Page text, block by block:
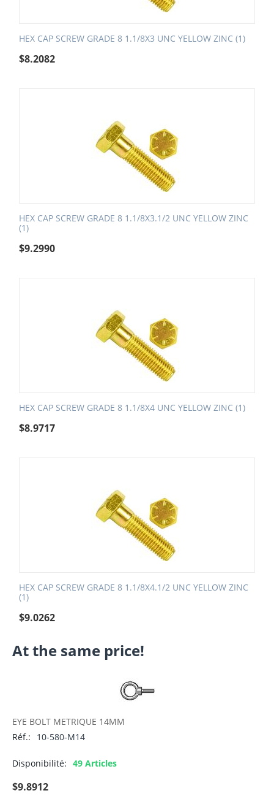
HEX CAP SCREW GRADE 8 1.1/8X3 UNC YELLOW ZINC (1)
$8.2082
HEX CAP SCREW GRADE 8 1.1/8X3.1/2 UNC YELLOW ZINC
(1)
$9.2990
HEX CAP SCREW GRADE 8 1.1/8X4 UNC YELLOW ZINC (1)
$8.9717
HEX CAP SCREW GRADE 8 1.1/8X4.1/2 UNC YELLOW ZINC
(1)
$9.0262
At the same price!
EYE BOLT METRIQUE 14MM
Réf.:
10-580-M14
Disponibilité: 49 Articles
$9.8912